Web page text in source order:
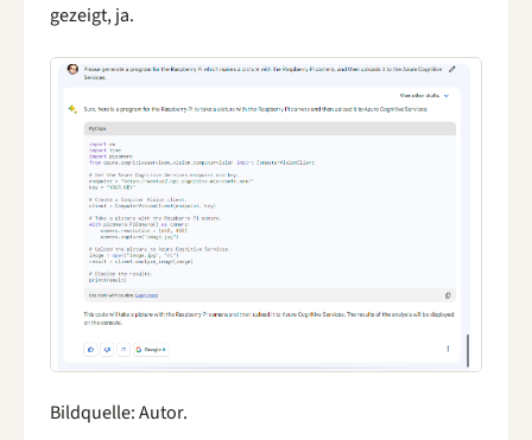
gezeigt, ja.
Bildquelle: Autor.